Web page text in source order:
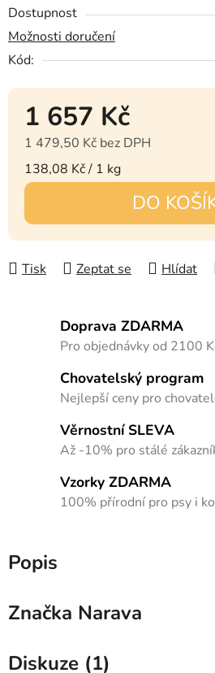
Dostupnost
Možnosti doručení
Kód:
1 657 Kč
1 479,50 Kč bez DPH
Měrná cena:
138,08 Kč / 1 kg
DO
Tisk Zeptat se Hlídat
Doprava ZDARMA
Pro objednávky od 2100
Chovatelský program
Nejlepší ceny pro
Věrnostní SLEVA
Až -10% pro stálé
Vzorky ZDARMA
100% přírodní pro psy i
Popis
Značka Narava
Diskuze (1)